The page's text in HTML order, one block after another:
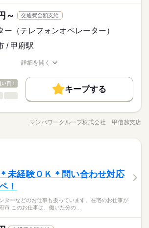
第二 40代活躍
歴書不要
資格支援 服装自由
日払い
た分の給料を給料日を待たずに受け取れる
を利用できます（利用規定あり）
業は月１５時間程度と少なめ。※休憩は６
詳しくはお問い合わせください。
詳しい募集要項をすべて見る
応募する
場です！
歴書不要
み 働き方・環境
PC不要
続きを読む
トもご相談ください♪
を利用できます（利用規定あり）
業は月１５時間程度と少なめ。※休憩は６
詳しくはお問い合わせください。
詳しい募集要項をすべて見る
応募する
～ 交通費全額支給
ー（テレフォンオペレーター）
/ 甲府駅
低い
みんなで
齢層が活躍中です♪《受信メイン：決まった
で難しい対応ナシ！》土日祝休み×日勤固定
があるので未経験スタートでも安心です
ター（テレフォンオペレーター）
話受付 ＊引っ越し日などのヒアリング ＊シ
力 ★1回の通話10分はほどで1日30件ほど対
※研修期間は9時～17時の勤務となります。
配属先部署】山梨拠点 【部署人数】15名
幅広い年齢層が活躍中↑↑ 【服装】私服（ジ
、ネイル、ピアスOK！） 【月収例：180,60
働7時間10分×月21日）】
な方（スピードは問いません◎徐々に慣れ
ワークにチャレンジしたい方・人とお話し
詳細を開く
目！
キープする
職種/応募資格 給与/時間/休日
とりで みんなで
関連
ター（テレフォンオペレーター）
気の移転に係る受電スタッフ】 ＊電気の引
話受付 ＊引っ越し日などのヒアリング ＊シ
力 ★1回の通話10分はほどで1日30件ほど対
まった対応がほとんどなので安心してスタ
♪♪ 【研修について】2週間ほど座学・ロープ
※研修期間は9時～17時の勤務となります。
配属先部署】山梨拠点 【部署人数】15名
続きを読む
マンパワーグループ株式会社 甲信越支店
未経験ＯＫ＊問い合わせ対応
！
ターなどのお仕事も扱っています。在宅のお仕事が
市 このお仕事は、働いた分の…